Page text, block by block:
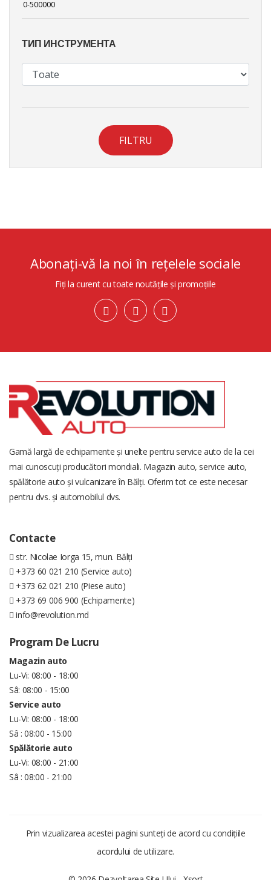
ТИП ИНСТРУМЕНТА
FILTRU
Abonați-vă la noi în rețelele sociale
Fiți la curent cu toate noutățile și promoțiile
Gamă largă de echipamente și unelte pentru service auto de la cei
mai cunoscuți producători mondiali. Magazin auto, service auto,
spălătorie auto și vulcanizare în Bălți. Oferim tot ce este necesar
pentru dvs. și automobilul dvs.
Contacte
str. Nicolae Iorga 15, mun. Bălți
+373 60 021 210 (Service auto)
+373 62 021 210 (Piese auto)
+373 69 006 900 (Echipamente)
info@revolution.md
Program De Lucru
Magazin auto
Lu-Vi: 08:00 - 18:00
Sâ: 08:00 - 15:00
Service auto
Lu-Vi: 08:00 - 18:00
Sâ : 08:00 - 15:00
Spălătorie auto
Lu-Vi: 08:00 - 21:00
Sâ : 08:00 - 21:00
Prin vizualizarea acestei pagini sunteți de acord cu condițiile
acordului de utilizare.